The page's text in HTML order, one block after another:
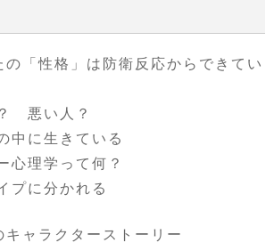
「性格」は防衛反応からできてい
悪い人？
中に生きている
心理学って何？
プに分かれる
ャラクターストーリー